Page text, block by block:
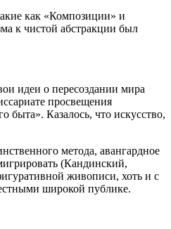
как «Композиции» и
к чистой абстракции был
идеи о пересоздании мира
просвещения
Казалось, что искусство,
метода, авангардное
(Кандинский,
живописи, хоть и с
широкой публике.